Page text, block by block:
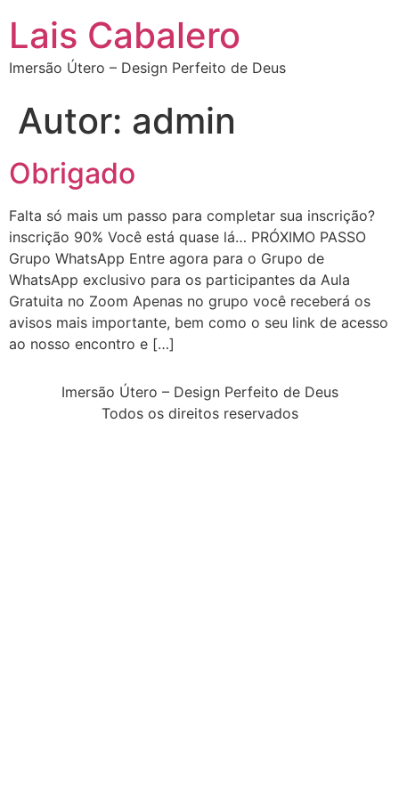
Lais Cabalero
Imersão Útero – Design Perfeito de Deus
Autor: admin
Obrigado
Falta só mais um passo para completar sua inscrição?
inscrição 90% Você está quase lá… PRÓXIMO PASSO
Grupo WhatsApp Entre agora para o Grupo de
WhatsApp exclusivo para os participantes da Aula
Gratuita no Zoom Apenas no grupo você receberá os
avisos mais importante, bem como o seu link de acesso
ao nosso encontro e […]
Imersão Útero – Design Perfeito de Deus
Todos os direitos reservados